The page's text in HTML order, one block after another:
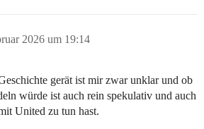
2026 um 19:14
gerät ist mir zwar unklar und ob
würde ist auch rein spekulativ und auch
United zu tun hast.